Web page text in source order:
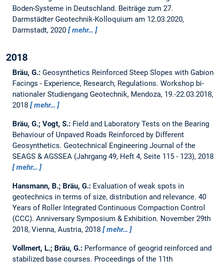
Boden-Systeme in Deutschland. Beiträge zum 27.
Darmstädter Geotechnik-Kolloquium am 12.03.2020,
Darmstadt, 2020
mehr…
2018
Bräu, G.: Geosynthetics Reinforced Steep Slopes with Gabion
Facings - Experience, Research, Regulations. Workshop bi-
nationaler Studiengang Geotechnik, Mendoza, 19.-22.03.2018,
2018
mehr…
Bräu, G.; Vogt, S.: Field and Laboratory Tests on the Bearing
Behaviour of Unpaved Roads Reinforced by Different
Geosynthetics. Geotechnical Engineering Journal of the
SEAGS & AGSSEA (Jahrgang 49, Heft 4, Seite 115 - 123), 2018
mehr…
Hansmann, B.; Bräu, G.: Evaluation of weak spots in
geotechnics in terms of size, distribution and relevance. 40
Years of Roller Integrated Continuous Compaction Control
(CCC). Anniversary Symposium & Exhibition. November 29th
2018, Vienna, Austria, 2018
mehr…
Vollmert, L.; Bräu, G.: Performance of geogrid reinforced and
stabilized base courses. Proceedings of the 11th